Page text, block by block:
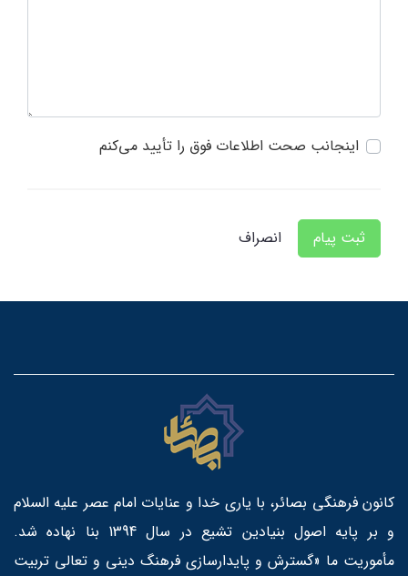
اینجانب صحت اطلاعات فوق را تأیید می‌کنم
ثبت پیام انصراف
کانون فرهنگی بصائر، با یاری خدا و عنایات امام عصر علیه السلام
و بر پایه اصول بنیادین تشیع در سال 1394 بنا نهاده شد.
مأموریت ما «گسترش و پایدارسازی فرهنگ دینی و تعالی تربیت